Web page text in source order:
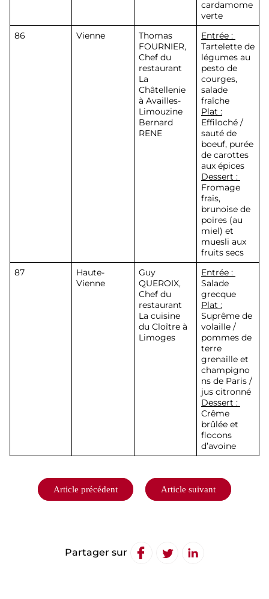
cardamome
verte
86
Vienne
Thomas
FOURNIER,
Chef du
restaurant
La
Châtellenie
à Availles-
Limouzine
Bernard
RENE
Entrée :
Tartelette de
légumes au
pesto de
courges,
salade
fraîche
Plat :
Effiloché /
sauté de
boeuf, purée
de carottes
aux épices
Dessert :
Fromage
frais,
brunoise de
poires (au
miel) et
muesli aux
fruits secs
87
Haute-
Vienne
Guy
QUEROIX,
Chef du
restaurant
La cuisine
du Cloître à
Limoges
Entrée :
Salade
grecque
Plat :
Suprême de
volaille /
pommes de
terre
grenaille et
champigno
ns de Paris /
jus citronné
Dessert :
Crême
brûlée et
flocons
d’avoine
Navigation
Article précédent Article suivant
Partager sur